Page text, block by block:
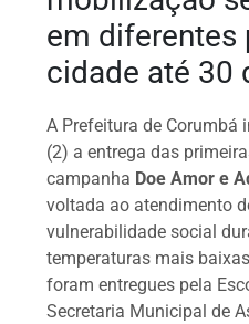
p
p
o
o
k
n
g
er
n
k
em diferentes
cidade até 30
A Prefeitura de Corumbá
(2) a entrega das
campanha Doe Amor e
voltada ao atendimento
vulnerabilidade social
temperaturas mais
foram entregues pela
Secretaria Municipal de